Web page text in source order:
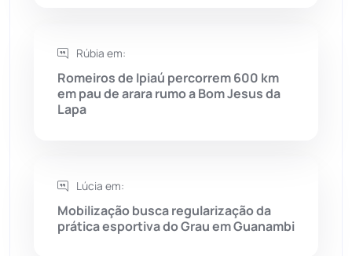
Sudoeste Baiano
Tanhaçu
Rúbia em:
Romeiros de Ipiaú percorrem 600 km
em pau de arara rumo a Bom Jesus da
Lapa
Lúcia em:
Mobilização busca regularização da
prática esportiva do Grau em Guanambi